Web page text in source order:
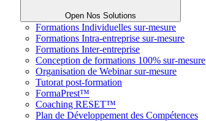
Open Nos Solutions
Formations Individuelles sur-mesure
Formations Intra-entreprise sur-mesure
Formations Inter-entreprise
Conception de formations 100% sur-mesure
Organisation de Webinar sur-mesure
Tutorat post-formation
FormaPrest™
Coaching RESET™
Plan de Développement des Compétences